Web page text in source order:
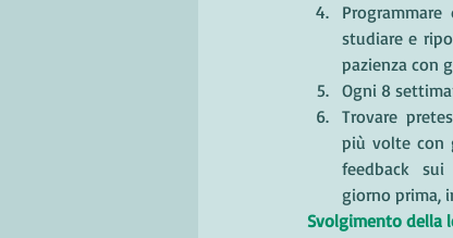
studiare e
pazienza con
Ogni 8
Trovare
più volte con
feedback
giorno prima,
Svolgimento della